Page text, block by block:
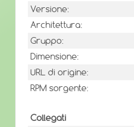
Versione:
Architettura:
Gruppo:
Dimensione:
URL di origine:
RPM sorgente:
Collegati